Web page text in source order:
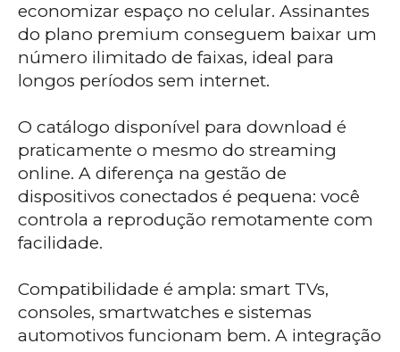
economizar espaço no celular. Assinantes
do plano premium conseguem baixar um
número ilimitado de faixas, ideal para
longos períodos sem internet.
O catálogo disponível para download é
praticamente o mesmo do streaming
online. A diferença na gestão de
dispositivos conectados é pequena: você
controla a reprodução remotamente com
facilidade.
Compatibilidade é ampla: smart TVs,
consoles, smartwatches e sistemas
automotivos funcionam bem. A integração